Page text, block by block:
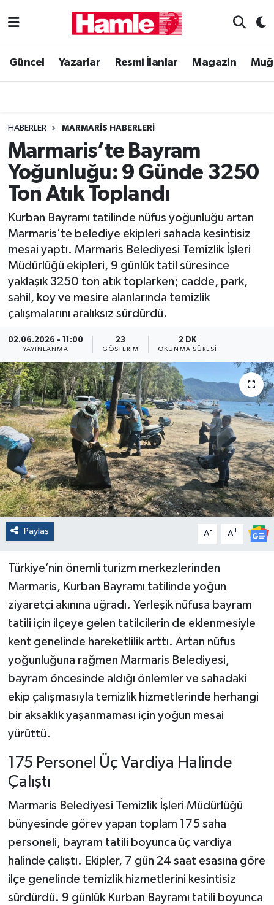
Güncel Yazarlar Resmi İlanlar Magazin
HABERLER MARMARIS HABERLERI
Marmaris’te Bayram
Yoğunluğu: 9 Günde 3250
Ton Atık Toplandı
Kurban Bayramı tatilinde nüfus yoğunluğu artan
Marmaris’te belediye ekipleri sahada kesintisiz
mesai yaptı. Marmaris Belediyesi Temizlik İşleri
Müdürlüğü ekipleri, 9 günlük tatil süresince
yaklaşık 3250 ton atık toplarken; cadde, park,
sahil, koy ve mesire alanlarında temizlik
çalışmalarını aralıksız sürdürdü.
02.06.2026 - 11:00
YAYINLANMA
23
GÖSTERIM
2 DK
OKUNMA SÜRESI
Paylaş A- A+
Türkiye’nin önemli turizm merkezlerinden
Marmaris, Kurban Bayramı tatilinde yoğun
ziyaretçi akınına uğradı. Yerleşik nüfusa bayram
tatili için ilçeye gelen tatilcilerin de eklenmesiyle
kent genelinde hareketlilik arttı. Artan nüfus
yoğunluğuna rağmen Marmaris Belediyesi,
bayram öncesinde aldığı önlemler ve sahadaki
ekip çalışmasıyla temizlik hizmetlerinde herhangi
bir aksaklık yaşanmaması için yoğun mesai
yürüttü.
175 Personel Üç Vardiya Halinde
Çalıştı
Marmaris Belediyesi Temizlik İşleri Müdürlüğü
bünyesinde görev yapan toplam 175 saha
personeli, bayram tatili boyunca üç vardiya
halinde çalıştı. Ekipler, 7 gün 24 saat esasına göre
ilçe genelinde temizlik hizmetlerini kesintisiz
sürdürdü. 9 günlük Kurban Bayramı tatili boyunca
Güncel
Muğla Haber
Siyaset
Muğla Nöbetçi Eczaneler
Muğla Trafik Yoğunluk Haritası
Süper Lig Puan Durumu ve Fikstür
Tüm Manşetler
Son Dakika Haberleri
Haber Arşivi